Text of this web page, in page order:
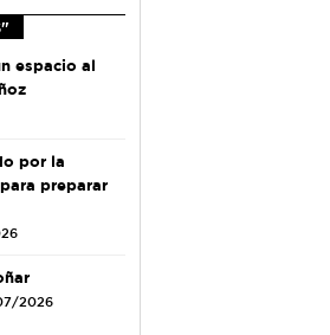
espacio al
por la
preparar
2026